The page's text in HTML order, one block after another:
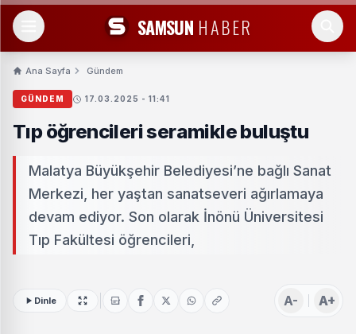
SAMSUN HABER
Ana Sayfa Gündem
GÜNDEM 17.03.2025 - 11:41
Tıp öğrencileri seramikle buluştu
Malatya Büyükşehir Belediyesi’ne bağlı Sanat
Merkezi, her yaştan sanatseveri ağırlamaya
devam ediyor. Son olarak İnönü Üniversitesi
Tıp Fakültesi öğrencileri,
Dinle A- A+